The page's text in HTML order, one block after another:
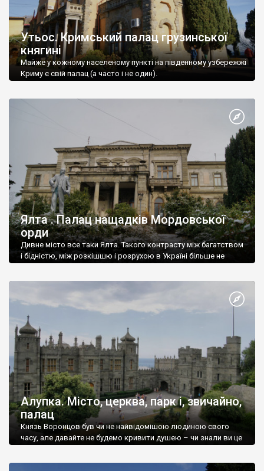
Утьос. Кримський палац грузинської
княгині
Майже у кожному населеному пункті на південному узбережжі
Криму є свій палац (а часто і не один).
Ялта . Палац нащадків Мордовської
орди
Дивне місто все таки Ялта. Такого контрасту між багатством
і бідністю, між розкішшю і розрухою в Україні більше не
Алупка. Місто, церква, парк і, звичайно,
палац
Князь Воронцов був чи не найвідомішою людиною свого
часу, але давайте не будемо кривити душею – чи знали ви це